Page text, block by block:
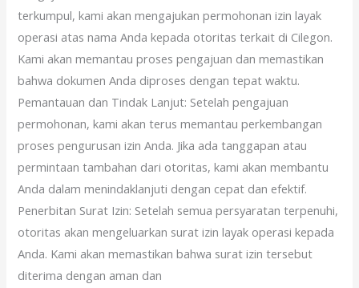
terkumpul, kami akan mengajukan permohonan izin layak
operasi atas nama Anda kepada otoritas terkait di Cilegon.
Kami akan memantau proses pengajuan dan memastikan
bahwa dokumen Anda diproses dengan tepat waktu.
Pemantauan dan Tindak Lanjut: Setelah pengajuan
permohonan, kami akan terus memantau perkembangan
proses pengurusan izin Anda. Jika ada tanggapan atau
permintaan tambahan dari otoritas, kami akan membantu
Anda dalam menindaklanjuti dengan cepat dan efektif.
Penerbitan Surat Izin: Setelah semua persyaratan terpenuhi,
otoritas akan mengeluarkan surat izin layak operasi kepada
Anda. Kami akan memastikan bahwa surat izin tersebut
diterima dengan aman dan